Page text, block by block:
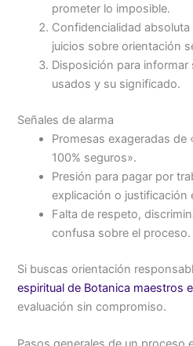
prometer lo imposible.
Confidencialidad
juicios sobre orientación
Disposición para
usados y su significado.
Señales de alarma
Promesas exageradas
100% seguros».
Presión para pagar por
explicación o justificación
Falta de respeto,
confusa sobre el proceso.
Si buscas orientación
espiritual de Botanica maestros
evaluación sin compromiso.